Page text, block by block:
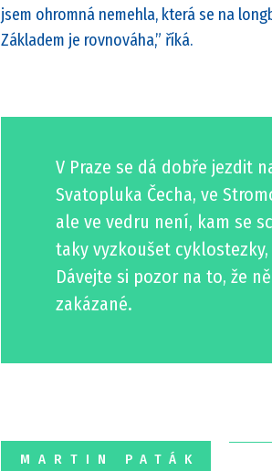
jsem ohromná nemehla, která se na
Základem je rovnováha,” říká.
V Praze se dá dobře jezdit
Svatopluka Čecha, ve
ale ve vedru není, kam se
taky vyzkoušet
Dávejte si pozor na to, že
zakázané.
MARTIN PATÁK